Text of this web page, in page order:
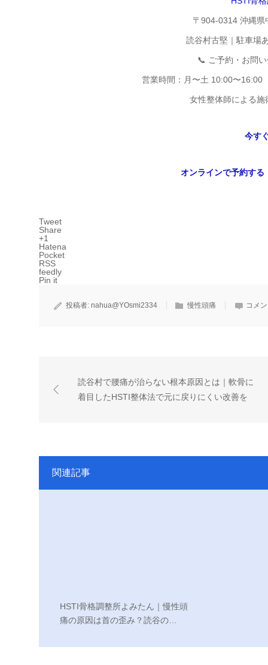
〒904-0314 沖縄
読谷村古堅｜駐車場
📞 ご予約・お問
営業時間：月〜土 10:00〜16:00
女性整体師による
今す
オンラインで予約する
Tweet
Share
+1
Hatena
Pocket
RSS
feedly
Pin it
投稿者: nahua@YOsmi2334 慢性頭痛 コメ
読谷村で腰痛が治らない根本原因とは｜軟骨に
着目したHSTI整体法で元に戻りにくい改善を
関連記事
HSTI骨格調整所よみたん｜慢性頭
痛の原因は首の歪み？読谷の…